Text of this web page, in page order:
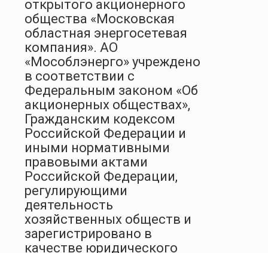
открытого акционерного
общества «Московская
областная энергосетевая
компания». АО
«Мособлэнерго» учреждено
в соответствии с
Федеральным законом «Об
акционерных обществах»,
Гражданским кодексом
Российской Федерации и
иными нормативными
правовыми актами
Российской Федерации,
регулирующими
деятельность
хозяйственных обществ и
зарегистрировано в
качестве юридического